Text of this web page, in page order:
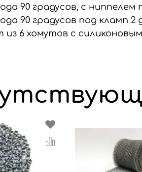
90 градусов, с
90 градусов под кламп 2
из 6 хомутов с